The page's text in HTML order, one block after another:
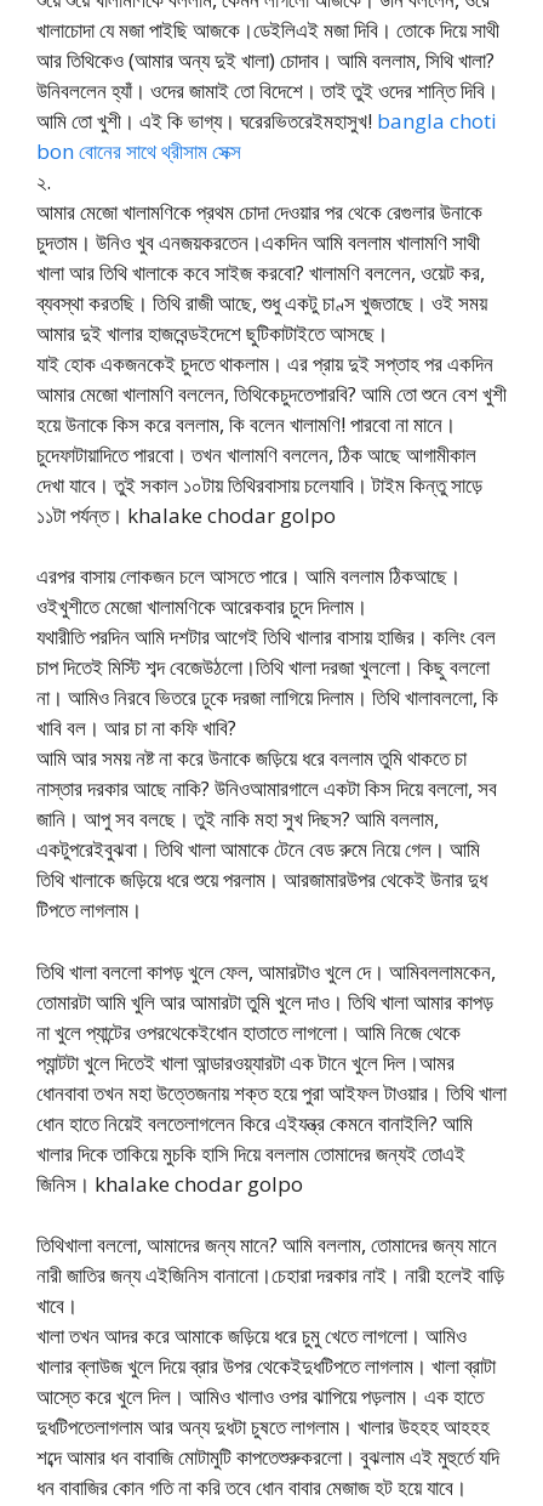
খালাচোদা যে মজা পাইছি আজকে।ডেইলিএই মজা দিবি। তোকে দিয়ে সাথী
আর তিথিকেও (আমার অন্য দুই খালা) চোদাব। আমি বললাম, সিথি খালা?
উনিবললেন হ্যাঁ। ওদের জামাই তো বিদেশে। তাই তুই ওদের শান্তি দিবি।
আমি তো খুশী। এই কি ভাগ্য। ঘরেরভিতরেইমহাসুখ! bangla choti
bon বোনের সাথে থ্রীসাম সেক্স
২.
আমার মেজো খালামণিকে প্রথম চোদা দেওয়ার পর থেকে রেগুলার উনাকে
চুদতাম। উনিও খুব এনজয়করতেন।একদিন আমি বললাম খালামণি সাথী
খালা আর তিথি খালাকে কবে সাইজ করবো? খালামণি বললেন, ওয়েট কর,
ব্যবস্থা করতছি। তিথি রাজী আছে, শুধু একটু চাণ্স খুজতাছে। ওই সময়
আমার দুই খালার হাজবেন্ডইদেশে ছুটিকাটাইতে আসছে।
যাই হোক একজনকেই চুদতে থাকলাম। এর প্রায় দুই সপ্তাহ পর একদিন
আমার মেজো খালামণি বললেন, তিথিকেচুদতেপারবি? আমি তো শুনে বেশ খুশী
হয়ে উনাকে কিস করে বললাম, কি বলেন খালামণি! পারবো না মানে।
চুদেফাটায়াদিতে পারবো। তখন খালামণি বললেন, ঠিক আছে আগামীকাল
দেখা যাবে। তুই সকাল ১০টায় তিথিরবাসায় চলেযাবি। টাইম কিন্তু সাড়ে
১১টা পর্যন্ত। khalake chodar golpo
এরপর বাসায় লোকজন চলে আসতে পারে। আমি বললাম ঠিকআছে।
ওইখুশীতে মেজো খালামণিকে আরেকবার চুদে দিলাম।
যথারীতি পরদিন আমি দশটার আগেই তিথি খালার বাসায় হাজির। কলিং বেল
চাপ দিতেই মিস্টি শব্দ বেজেউঠলো।তিথি খালা দরজা খুললো। কিছু বললো
না। আমিও নিরবে ভিতরে ঢুকে দরজা লাগিয়ে দিলাম। তিথি খালাবললো, কি
খাবি বল। আর চা না কফি খাবি?
আমি আর সময় নষ্ট না করে উনাকে জড়িয়ে ধরে বললাম তুমি থাকতে চা
নাস্তার দরকার আছে নাকি? উনিওআমারগালে একটা কিস দিয়ে বললো, সব
জানি। আপু সব বলছে। তুই নাকি মহা সুখ দিছস? আমি বললাম,
একটুপরেইবুঝবা। তিথি খালা আমাকে টেনে বেড রুমে নিয়ে গেল। আমি
তিথি খালাকে জড়িয়ে ধরে শুয়ে পরলাম। আরজামারউপর থেকেই উনার দুধ
টিপতে লাগলাম।
তিথি খালা বললো কাপড় খুলে ফেল, আমারটাও খুলে দে। আমিবললামকেন,
তোমারটা আমি খুলি আর আমারটা তুমি খুলে দাও। তিথি খালা আমার কাপড়
না খুলে প্যান্টের ওপরথেকেইধোন হাতাতে লাগলো। আমি নিজে থেকে
প্যান্টটা খুলে দিতেই খালা আন্ডারওয়্যারটা এক টানে খুলে দিল।আমর
ধোনবাবা তখন মহা উত্তেজনায় শক্ত হয়ে পুরা আইফল টাওয়ার। তিথি খালা
ধোন হাতে নিয়েই বলতেলাগলেন কিরে এইযন্ত্র কেমনে বানাইলি? আমি
খালার দিকে তাকিয়ে মুচকি হাসি দিয়ে বললাম তোমাদের জন্যই তোএই
জিনিস। khalake chodar golpo
তিথিখালা বললো, আমাদের জন্য মানে? আমি বললাম, তোমাদের জন্য মানে
নারী জাতির জন্য এইজিনিস বানানো।চেহারা দরকার নাই। নারী হলেই বাড়ি
খাবে।
খালা তখন আদর করে আমাকে জড়িয়ে ধরে চুমু খেতে লাগলো। আমিও
খালার ব্লাউজ খুলে দিয়ে ব্রার উপর থেকেইদুধটিপতে লাগলাম। খালা ব্রাটা
আস্তে করে খুলে দিল। আমিও খালাও ওপর ঝাপিয়ে পড়লাম। এক হাতে
দুধটিপতেলাগলাম আর অন্য দুধটা চুষতে লাগলাম। খালার উহহহ আহহহ
শব্দে আমার ধন বাবাজি মোটামুটি কাপতেশুরুকরলো। বুঝলাম এই মুহুর্তে যদি
ধন বাবাজির কোন গতি না করি তবে ধোন বাবার মেজাজ হট হয়ে যাবে।